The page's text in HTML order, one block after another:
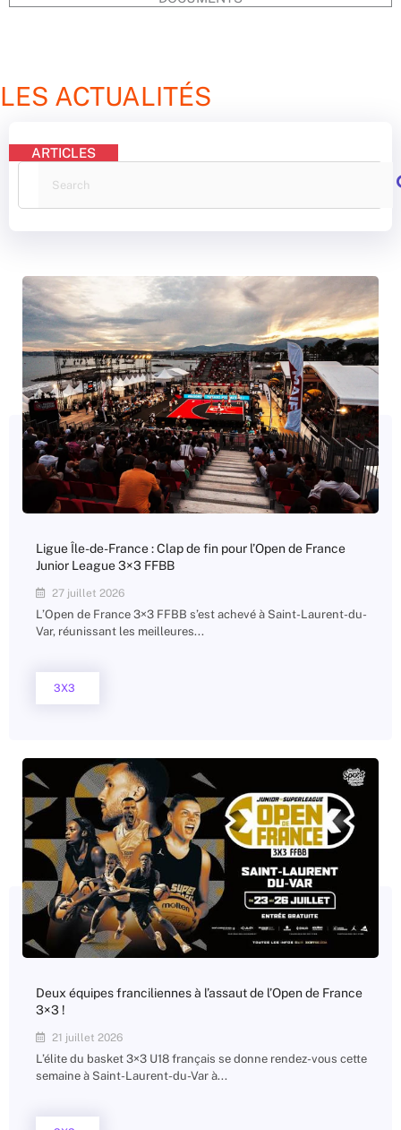
LES ACTUALITÉS
ARTICLES
Ligue Île-de-France : Clap de fin pour l’Open de France
Junior League 3×3 FFBB
27 juillet 2026
L’Open de France 3×3 FFBB s’est achevé à Saint-Laurent-du-
Var, réunissant les meilleures...
3X3
Deux équipes franciliennes à l’assaut de l’Open de France
3×3 !
21 juillet 2026
L’élite du basket 3×3 U18 français se donne rendez-vous cette
semaine à Saint-Laurent-du-Var à...